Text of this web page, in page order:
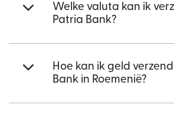
Welke valuta kan ik
Patria Bank?
Hoe kan ik geld
Bank in Roemenië?